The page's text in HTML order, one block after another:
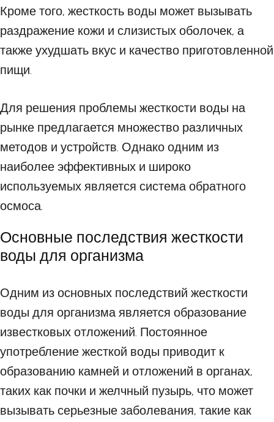
Кроме того, жесткость воды может вызывать
раздражение кожи и слизистых оболочек, а
также ухудшать вкус и качество приготовленной
пищи.
Для решения проблемы жесткости воды на
рынке предлагается множество различных
методов и устройств. Однако одним из
наиболее эффективных и широко
используемых является система обратного
осмоса.
Основные последствия жесткости
воды для организма
Одним из основных последствий жесткости
воды для организма является образование
известковых отложений. Постоянное
употребление жесткой воды приводит к
образованию камней и отложений в органах,
таких как почки и желчный пузырь, что может
вызывать серьезные заболевания, такие как